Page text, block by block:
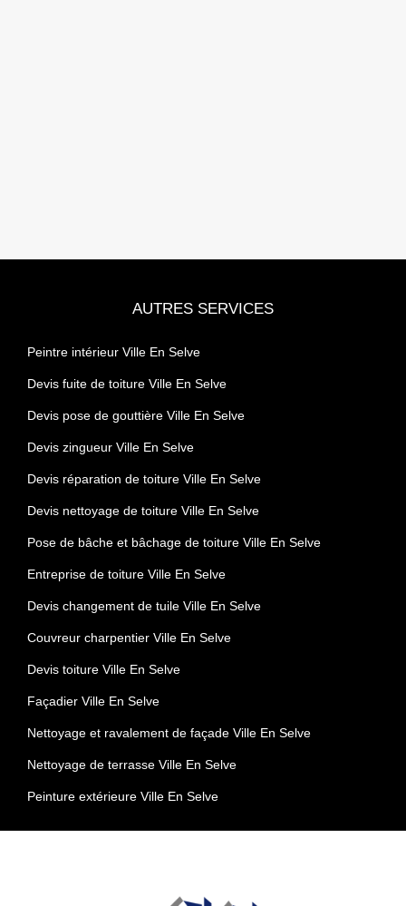
AUTRES SERVICES
Peintre intérieur Ville En Selve
Devis fuite de toiture Ville En Selve
Devis pose de gouttière Ville En Selve
Devis zingueur Ville En Selve
Devis réparation de toiture Ville En Selve
Devis nettoyage de toiture Ville En Selve
Pose de bâche et bâchage de toiture Ville En Selve
Entreprise de toiture Ville En Selve
Devis changement de tuile Ville En Selve
Couvreur charpentier Ville En Selve
Devis toiture Ville En Selve
Façadier Ville En Selve
Nettoyage et ravalement de façade Ville En Selve
Nettoyage de terrasse Ville En Selve
Peinture extérieure Ville En Selve